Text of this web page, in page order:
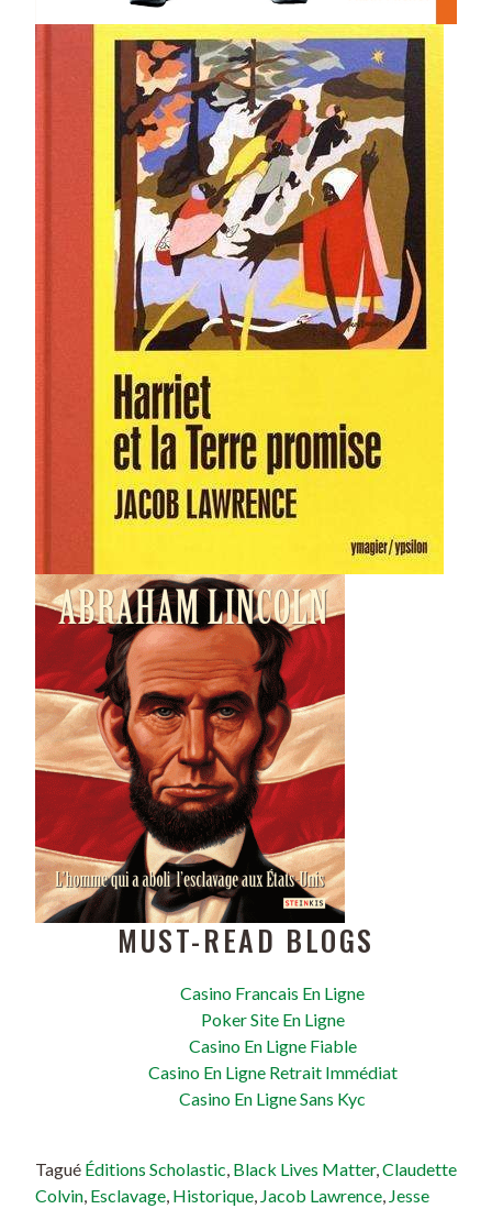
MUST-READ BLOGS
Casino Francais En Ligne
Poker Site En Ligne
Casino En Ligne Fiable
Casino En Ligne Retrait Immédiat
Casino En Ligne Sans Kyc
Tagué Éditions Scholastic Black Lives Matter, Claudette
Colvin Esclavage Historique Jacob Lawrence Jesse